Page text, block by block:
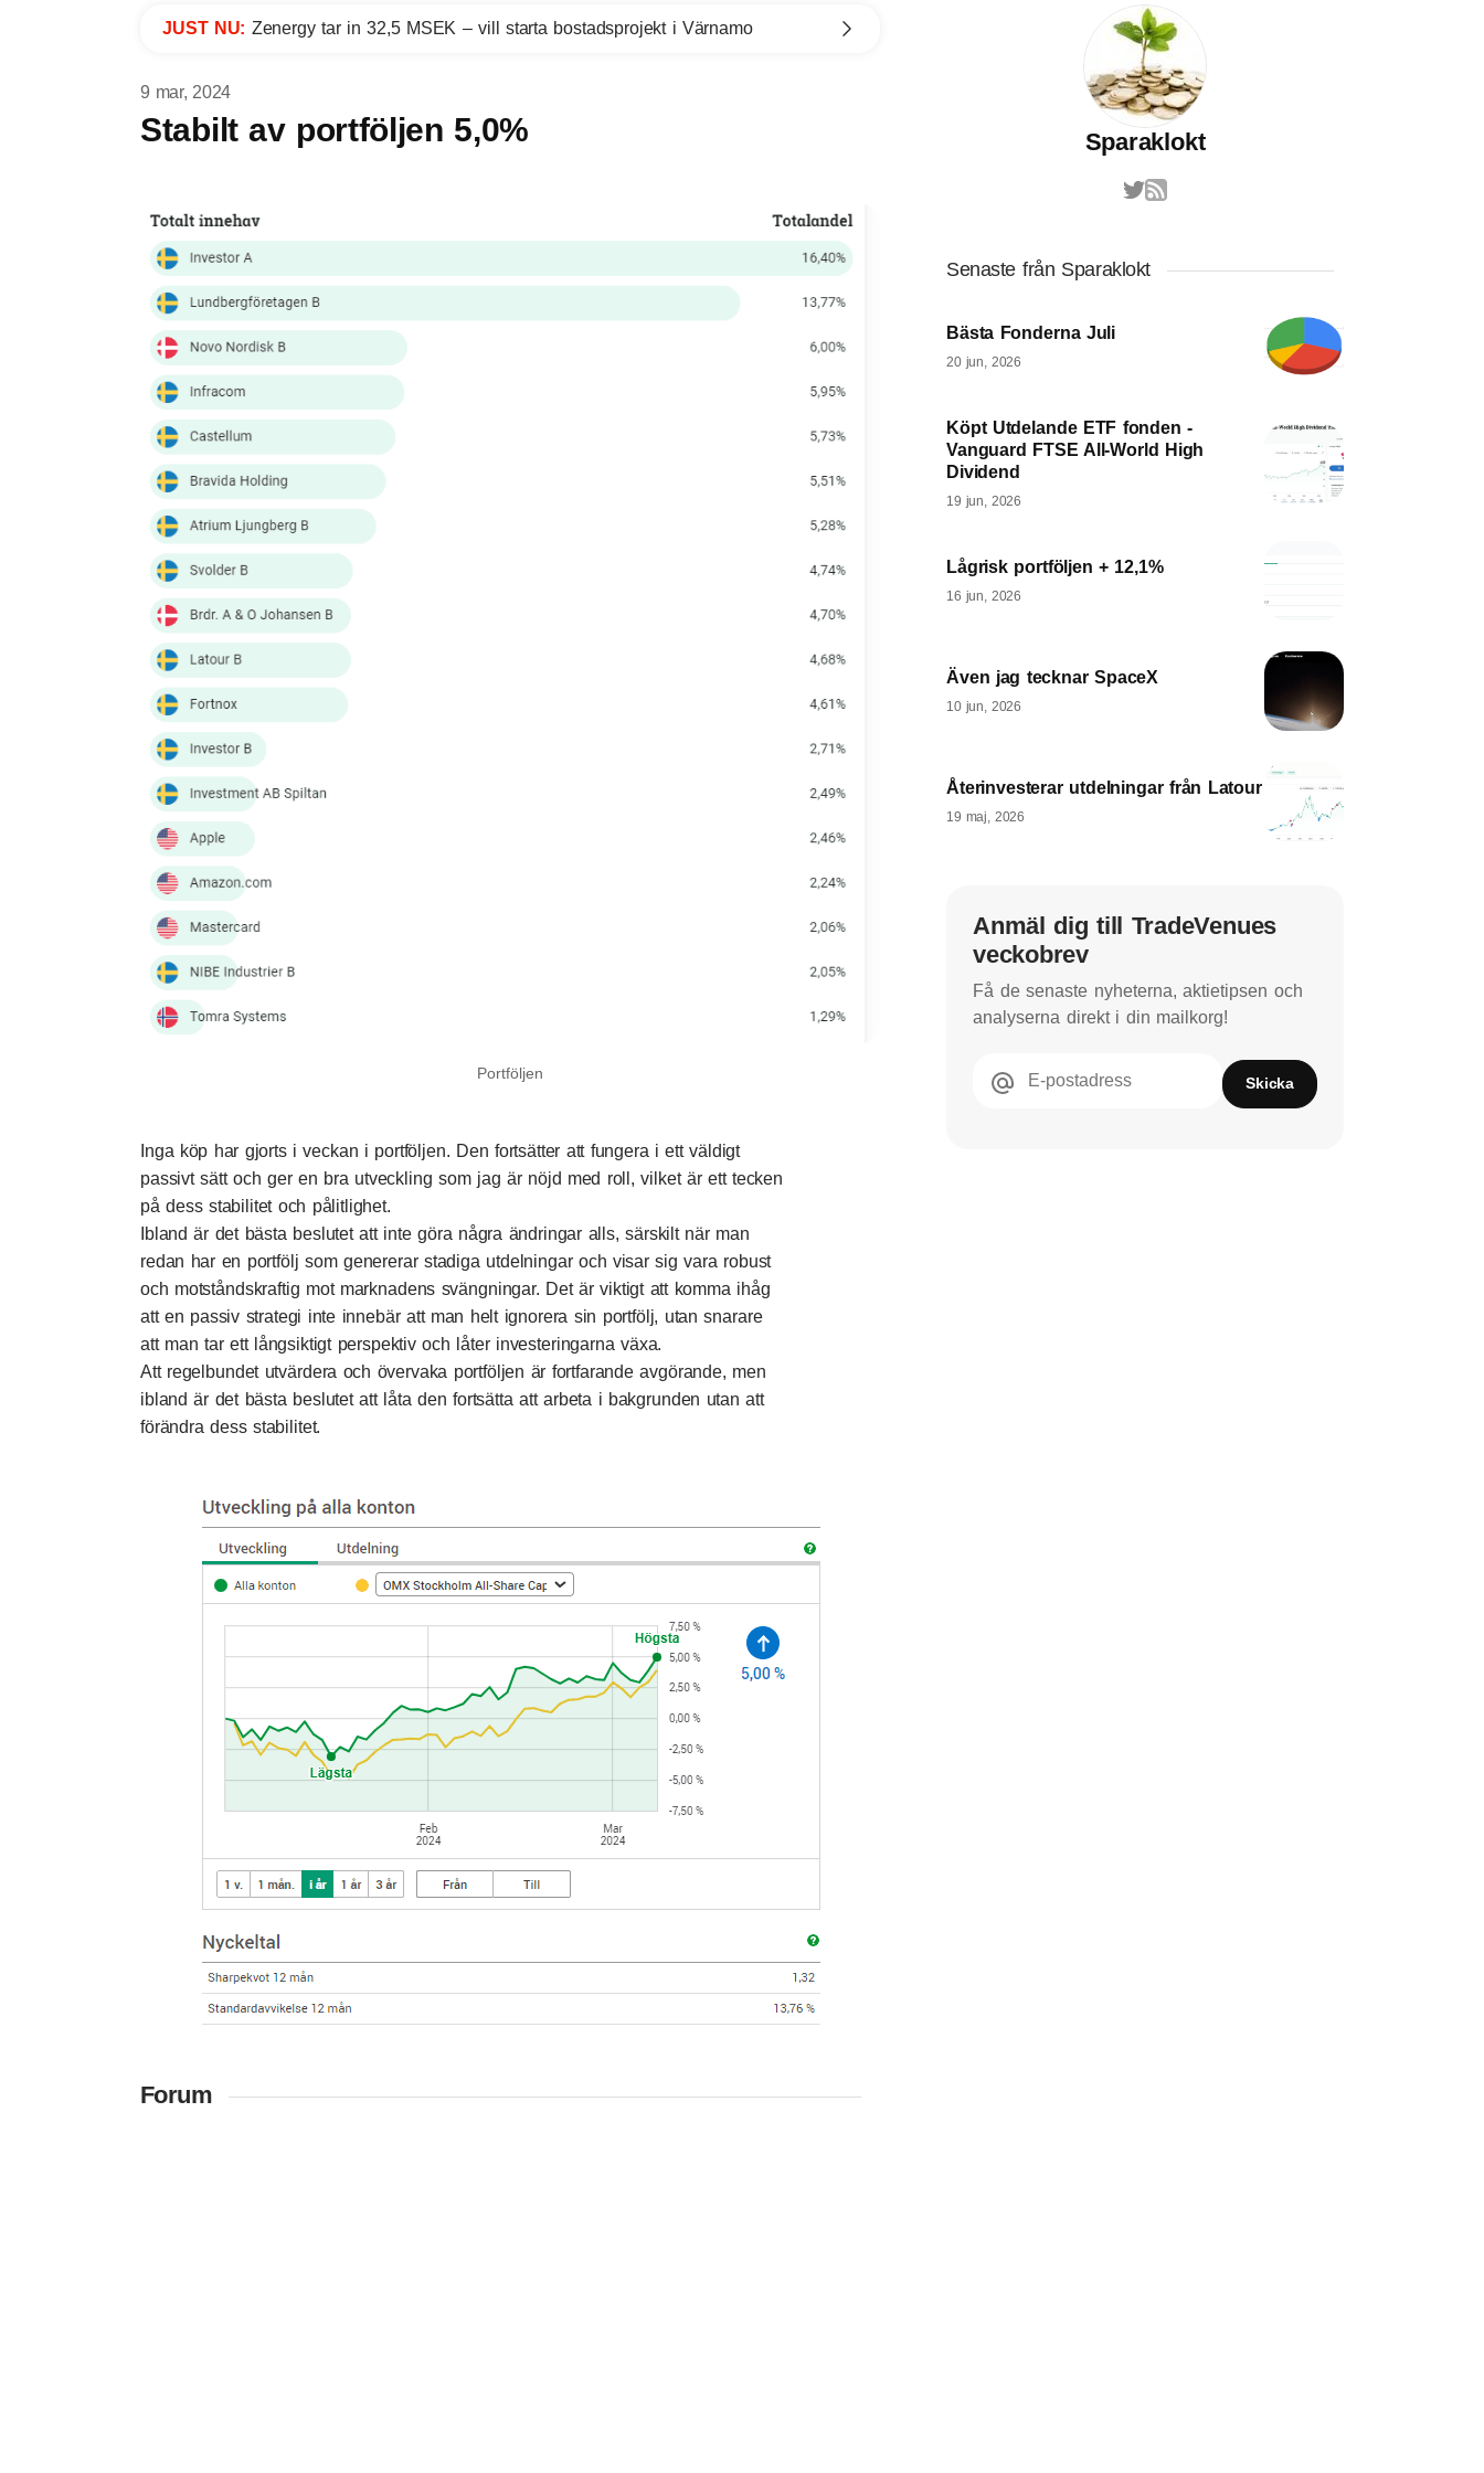
JUST NU: Zenergy tar in 32,5 MSEK – vill starta bostadsprojekt i Värnamo
9 mar, 2024
Stabilt av portföljen 5,0%
Portföljen
Inga köp har gjorts i veckan i portföljen. Den fortsätter att fungera i ett väldigt
passivt sätt och ger en bra utveckling som jag är nöjd med roll, vilket är ett tecken
på dess stabilitet och pålitlighet.
Ibland är det bästa beslutet att inte göra några ändringar alls, särskilt när man
redan har en portfölj som genererar stadiga utdelningar och visar sig vara robust
och motståndskraftig mot marknadens svängningar. Det är viktigt att komma ihåg
att en passiv strategi inte innebär att man helt ignorera sin portfölj, utan snarare
att man tar ett långsiktigt perspektiv och låter investeringarna växa.
Att regelbundet utvärdera och övervaka portföljen är fortfarande avgörande, men
ibland är det bästa beslutet att låta den fortsätta att arbeta i bakgrunden utan att
förändra dess stabilitet.
Forum
Sparaklokt
Senaste från Sparaklokt
Bästa Fonderna Juli
20 jun, 2026
Köpt Utdelande ETF fonden -
Vanguard FTSE All-World High
Dividend
19 jun, 2026
Lågrisk portföljen + 12,1%
16 jun, 2026
Även jag tecknar SpaceX
10 jun, 2026
Återinvesterar utdelningar från Latour
19 maj, 2026
Anmäl dig till TradeVenues
veckobrev
Få de senaste nyheterna, aktietipsen och
analyserna direkt i din mailkorg!
E-postadress Skicka